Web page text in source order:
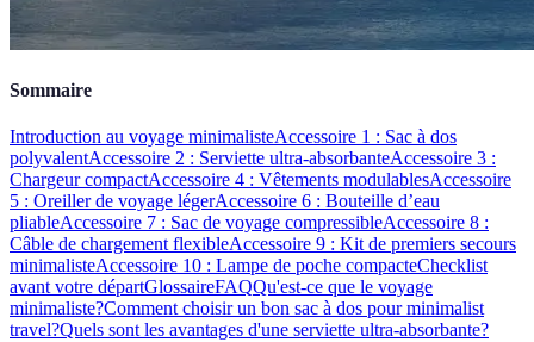
Sommaire
Introduction au voyage minimalisteAccessoire 1 : Sac à dos
polyvalentAccessoire 2 : Serviette ultra-absorbanteAccessoire 3 :
Chargeur compactAccessoire 4 : Vêtements modulablesAccessoire
5 : Oreiller de voyage légerAccessoire 6 : Bouteille d’eau
pliableAccessoire 7 : Sac de voyage compressibleAccessoire 8 :
Câble de chargement flexibleAccessoire 9 : Kit de premiers secours
minimalisteAccessoire 10 : Lampe de poche compacteChecklist
avant votre départGlossaireFAQQu'est-ce que le voyage
minimaliste?Comment choisir un bon sac à dos pour minimalist
travel?Quels sont les avantages d'une serviette ultra-absorbante?